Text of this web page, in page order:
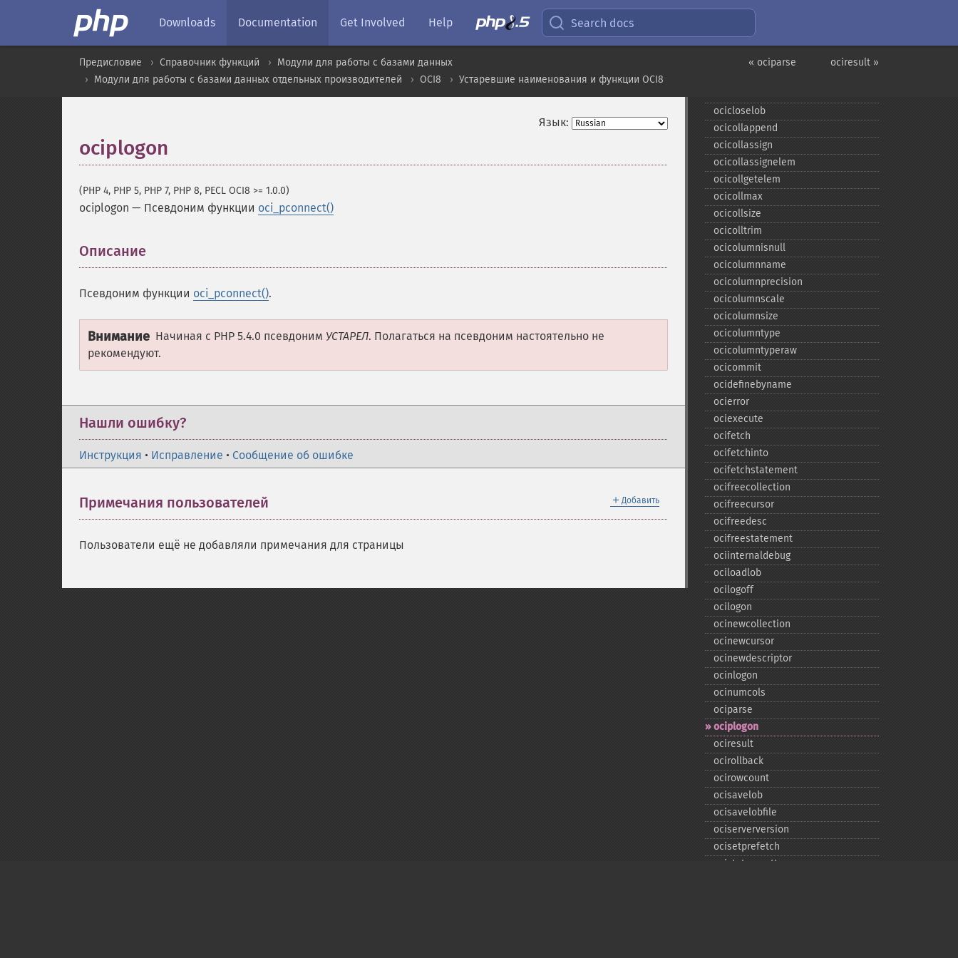
Downloads Documentation Get Involved Help Search docs
ociresult »
« ociparse
Предисловие Справочник функций
Модули для работы с базами данных
Модули для работы с базами данных отдельных производителей
OCI8 Устаревшие наименования и функции OCI8
Язык:
ociplogon
(PHP 4, PHP 5, PHP 7, PHP 8, PECL OCI8 >= 1.0.0)
ociplogon — Псевдоним функции oci_pconnect()
Описание
Псевдоним функции oci_pconnect().
Внимание Начиная с PHP 5.4.0 псевдоним УСТАРЕЛ. Полагаться на псевдоним настоятельно не
рекомендуют.
Нашли ошибку?
Инструкция • Исправление • Сообщение об ошибке
＋ Добавить
Примечания пользователей
Пользователи ещё не добавляли примечания для страницы
Устаревшие наименования
и функции OCI8
oci_​internal_​debug
ocicloselob
ocicollappend
ocicollassign
ocicollassignelem
ocicollgetelem
ocicollmax
ocicollsize
ocicolltrim
ocicolumnisnull
ocicolumnname
ocicolumnprecision
ocicolumnscale
ocicolumnsize
ocicolumntype
ocicolumntyperaw
ocicommit
ocidefinebyname
ocierror
ociexecute
ocifetch
ocifetchinto
ocifetchstatement
ocifreecollection
ocifreecursor
ocifreedesc
ocifreestatement
ociinternaldebug
ociloadlob
ocilogoff
ocilogon
ocinewcollection
ocinewcursor
ocinewdescriptor
ocinlogon
ocinumcols
ociparse
ociplogon
ociresult
ocirollback
ocirowcount
ocisavelob
ocisavelobfile
ociserverversion
ocisetprefetch
ocistatementtype